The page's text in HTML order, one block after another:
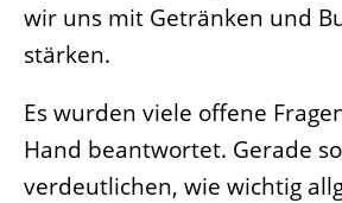
wir uns mit Getränken und
stärken.
Es wurden viele offene
Hand beantwortet. Gerade
verdeutlichen, wie wichtig